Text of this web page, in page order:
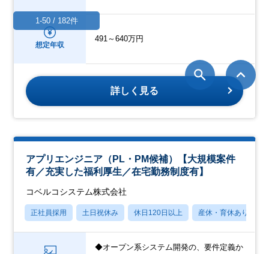
想定年収
491～640万円
詳しく見る
アプリエンジニア（PL・PM候補）【大規模案件
有／充実した福利厚生／在宅勤務制度有】
コベルコシステム株式会社
正社員採用 土日祝休み 休日120日以上 産休・育休あり
◆オープン系システム開発の、要件定義か
1-50 / 182件